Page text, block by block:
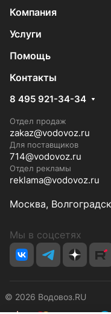
Компания
Услуги
Помощь
Контакты
8 495 921-34-34
Отдел продаж
zakaz@vodovoz.ru
Для поставщиков
714@vodovoz.ru
Отдел рекламы
reklama@vodovoz.ru
Москва,
Мы в соцсетях
© 2026 Водовоз.RU